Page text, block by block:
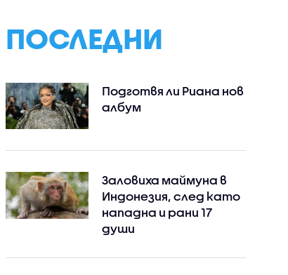
ПОСЛЕДНИ
Подготвя ли Риана нов
албум
Заловиха маймуна в
Индонезия, след като
нападна и рани 17
души